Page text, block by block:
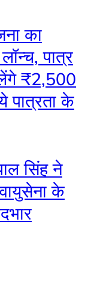
का
पात्र
₹2,500
पात्रता के
सिंह ने
के